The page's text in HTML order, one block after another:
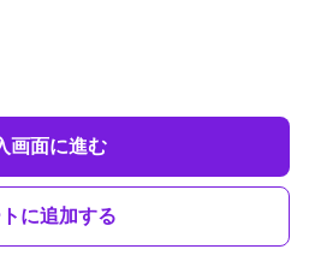
画面に進む
に追加する